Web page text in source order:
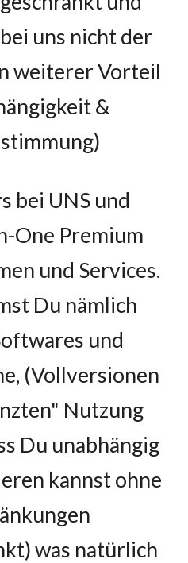
uns nicht der
weiterer Vorteil
&
bei UNS und
One Premium
und Services.
Du nämlich
und
(Vollversionen
Nutzung
Du unabhängig
kannst ohne
was natürlich